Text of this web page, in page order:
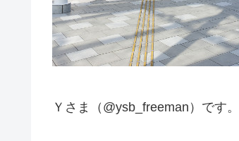
Ｙさま（@ysb_freeman）です。